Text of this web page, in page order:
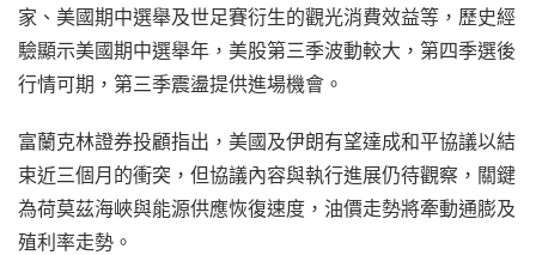
家、美國期中選舉及世足賽衍生的觀光消費效益等，歷史經
驗顯示美國期中選舉年，美股第三季波動較大，第四季選後
行情可期，第三季震盪提供進場機會。
富蘭克林證券投顧指出，美國及伊朗有望達成和平協議以結
束近三個月的衝突，但協議內容與執行進展仍待觀察，關鍵
為荷莫茲海峽與能源供應恢復速度，油價走勢將牽動通膨及
殖利率走勢。